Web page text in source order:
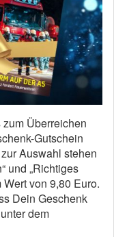
Überreichen
Gutschein
Auswahl stehen
und „Richtiges
von 9,80 Euro.
Dein Geschenk
dem